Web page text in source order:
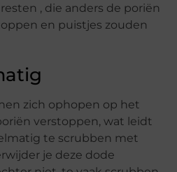
, die anders de poriën
en puistjes zouden
zich ophopen op het
verstoppen, wat leidt
te scrubben met
je deze dode